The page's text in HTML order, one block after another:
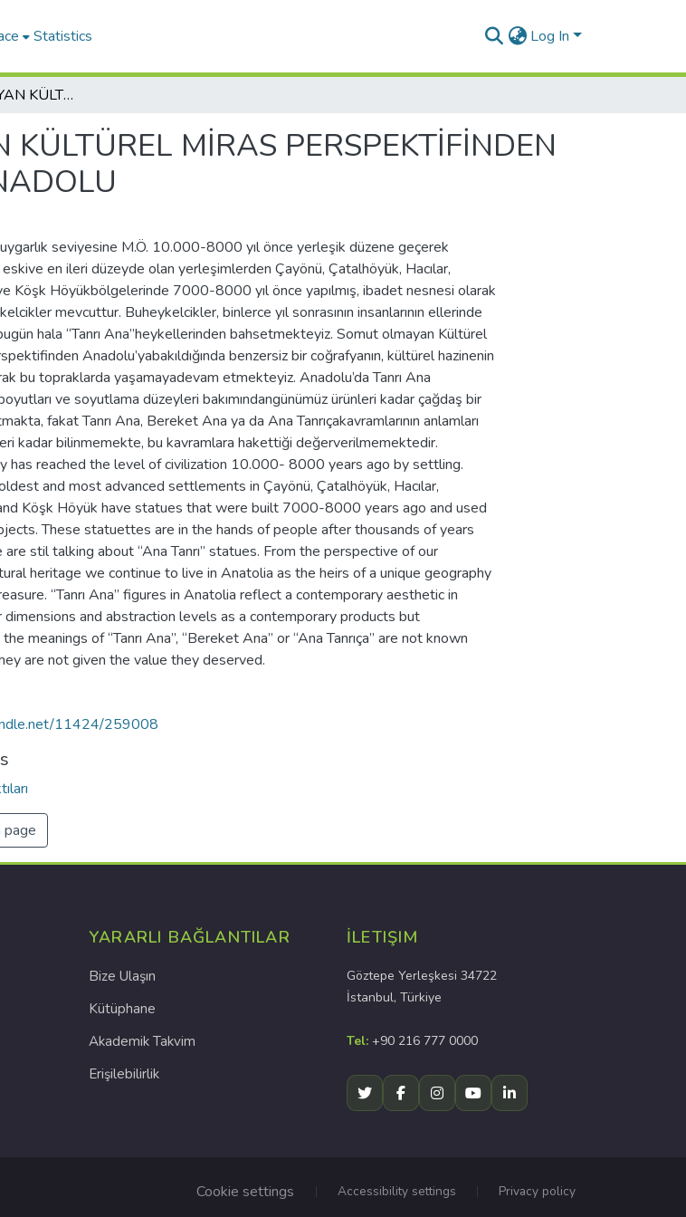
Statistics Log In
SOMUT OLMAYAN KÜLTÜREL MİRAS PERSPEKTİFİNDEN ANALAR, TANRIÇALAR VE ANADOLU
MİRAS PERSPEKTİFİNDEN
uygarlık seviyesine M.Ö. 10.000-8000 yıl önce yerleşik düzene geçerek
eskive en ileri düzeyde olan yerleşimlerden Çayönü, Çatalhöyük, Hacılar,
Köşk Höyükbölgelerinde 7000-8000 yıl önce yapılmış, ibadet nesnesi olarak
mevcuttur. Buheykelcikler, binlerce yıl sonrasının insanlarının ellerinde
hala “Tanrı Ana”heykellerinden bahsetmekteyiz. Somut olmayan Kültürel
Anadolu’yabakıldığında benzersiz bir coğrafyanın, kültürel hazinenin
bu topraklarda yaşamayadevam etmekteyiz. Anadolu’da Tanrı Ana
ve soyutlama düzeyleri bakımındangünümüz ürünleri kadar çağdaş bir
fakat Tanrı Ana, Bereket Ana ya da Ana Tanrıçakavramlarının anlamları
kadar bilinmemekte, bu kavramlara hakettiği değerverilmemektedir.
has reached the level of civilization 10.000- 8000 years ago by settling.
and most advanced settlements in Çayönü, Çatalhöyük, Hacılar,
Köşk Höyük have statues that were built 7000-8000 years ago and used
These statuettes are in the hands of people after thousands of years
stil talking about “Ana Tanrı” statues. From the perspective of our
heritage we continue to live in Anatolia as the heirs of a unique geography
“Tanrı Ana” figures in Anatolia reflect a contemporary aesthetic in
and abstraction levels as a contemporary products but
meanings of “Tanrı Ana”, “Bereket Ana” or “Ana Tanrıça” are not known
are not given the value they deserved.
11424/259008
page
YARARLI BAĞLANTILAR
Bize Ulaşın
Kütüphane
Akademik Takvim
Erişilebilirlik
İLETIŞIM
Göztepe Yerleşkesi 34722
İstanbul, Türkiye
Tel: +90 216 777 0000
Cookie settings Accessibility settings Privacy policy